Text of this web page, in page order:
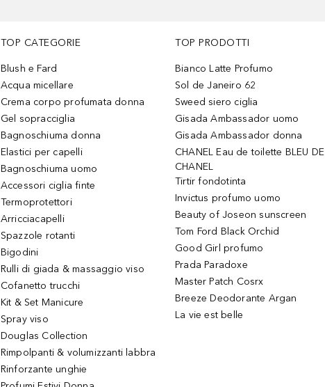
TOP CATEGORIE
Blush e Fard
Acqua micellare
Crema corpo profumata donna
Gel sopracciglia
Bagnoschiuma donna
Elastici per capelli
Bagnoschiuma uomo
Accessori ciglia finte
Termoprotettori
Arricciacapelli
Spazzole rotanti
Bigodini
Rulli di giada & massaggio viso
Cofanetto trucchi
Kit & Set Manicure
Spray viso
Douglas Collection
Rimpolpanti & volumizzanti labbra
Rinforzante unghie
TOP PRODOTTI
Bianco Latte Profumo
Sol de Janeiro 62
Sweed siero ciglia
Gisada Ambassador uomo
Gisada Ambassador donna
CHANEL Eau de toilette BLEU DE
CHANEL
Tirtir fondotinta
Invictus profumo uomo
Beauty of Joseon sunscreen
Tom Ford Black Orchid
Good Girl profumo
Prada Paradoxe
Master Patch Cosrx
Breeze Deodorante Argan
La vie est belle